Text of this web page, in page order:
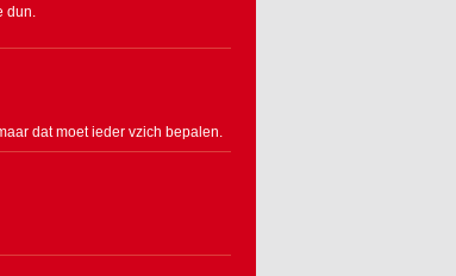
dun.
dat moet ieder vzich bepalen.